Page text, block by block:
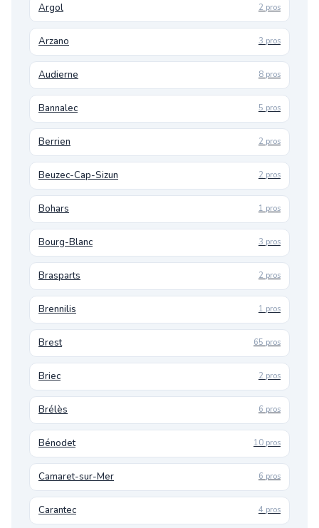
Argol 2 pros
Arzano 3 pros
Audierne 8 pros
Bannalec 5 pros
Berrien 2 pros
Beuzec-Cap-Sizun 2 pros
Bohars 1 pros
Bourg-Blanc 3 pros
Brasparts 2 pros
Brennilis 1 pros
Brest 65 pros
Briec 2 pros
Brélès 6 pros
Bénodet 10 pros
Camaret-sur-Mer 6 pros
Carantec 4 pros